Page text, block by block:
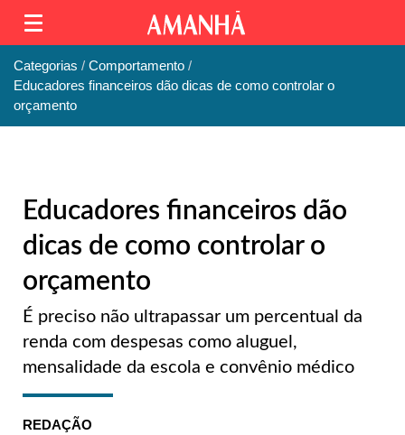
Categorias
Comportamento
Educadores financeiros dão dicas de como controlar o
orçamento
Educadores financeiros dão
dicas de como controlar o
orçamento
É preciso não ultrapassar um percentual da
renda com despesas como aluguel,
mensalidade da escola e convênio médico
REDAÇÃO